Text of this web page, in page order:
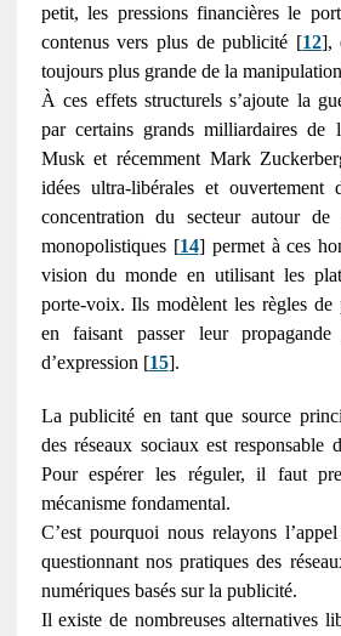
petit, les pressions financières le
contenus vers plus de publicité [12],
toujours plus grande de la
À ces effets structurels s’ajoute la
par certains grands milliardaires de
Musk et récemment Mark
idées ultra-libérales et ouvertement
concentration du secteur autour de
monopolistiques [14] permet à ces
vision du monde en utilisant les
porte-voix. Ils modèlent les règles de
en faisant passer leur
d’expression [15].
La publicité en tant que source
des réseaux sociaux est responsable
Pour espérer les réguler, il faut
mécanisme fondamental.
C’est pourquoi nous relayons
questionnant nos pratiques des
numériques basés sur la publicité.
Il existe de nombreuses alternatives